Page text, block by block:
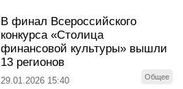
В финал Всероссийского
конкурса «Столица
финансовой культуры» вышли
13 регионов
Общее
29.01.2026 15:40